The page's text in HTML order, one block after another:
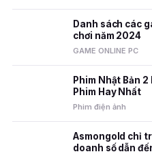
Danh sách các
chơi năm 2024
GAME ONLINE PC
Phim Nhật Bản
Phim Hay Nhất
Phim điện ảnh
Asmongold chỉ
doanh số dẫn